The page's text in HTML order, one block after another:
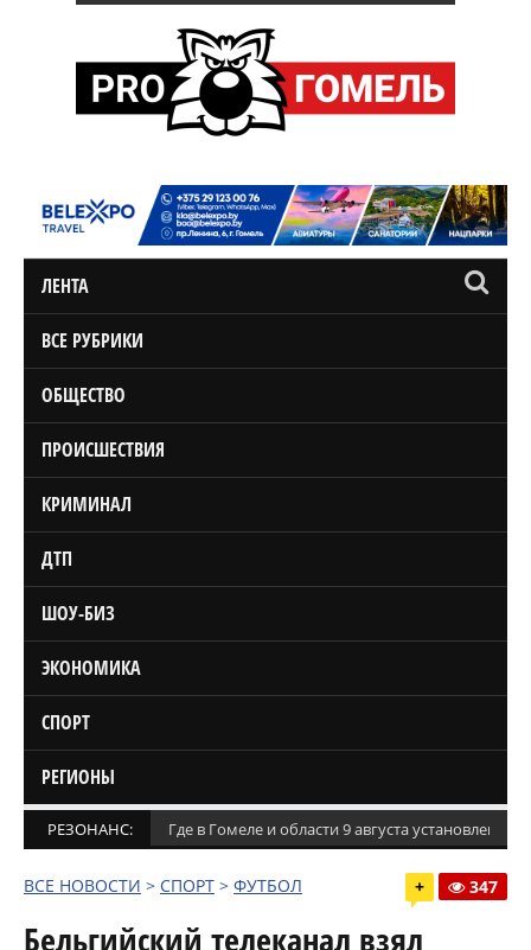
ЛЕНТА
ВСЕ РУБРИКИ
ОБЩЕСТВО
ПРОИСШЕСТВИЯ
КРИМИНАЛ
ДТП
ШОУ-БИЗ
ЭКОНОМИКА
СПОРТ
РЕГИОНЫ
РЕЗОНАНС: Где в Гомеле и области 9 августа установлены
ВСЕ НОВОСТИ > СПОРТ > ФУТБОЛ + 347
Бельгийский телеканал взял